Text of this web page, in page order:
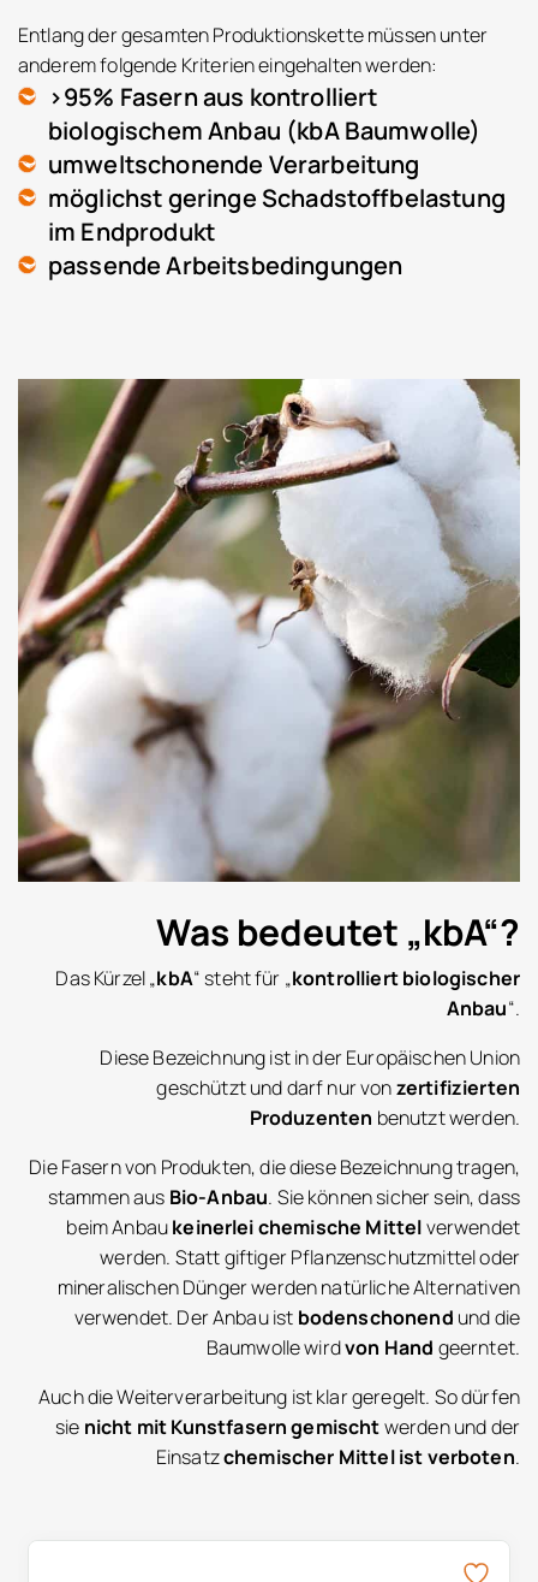
Entlang der gesamten Produktionskette müssen unter
anderem folgende Kriterien eingehalten werden:
>95% Fasern aus kontrolliert
biologischem Anbau (kbA Baumwolle)
umweltschonende Verarbeitung
möglichst geringe Schadstoffbelastung
im Endprodukt
passende Arbeitsbedingungen
Was bedeutet „kbA“?
Das Kürzel „kbA“ steht für „kontrolliert biologischer
Anbau“.
Diese Bezeichnung ist in der Europäischen Union
geschützt und darf nur vonzertifizierten
Produzenten benutzt werden.
Die Fasern von Produkten, die diese Bezeichnung tragen,
stammen aus Bio-Anbau. Sie können sicher sein, dass
beim Anbaukeinerlei chemische Mittelverwendet
werden. Statt giftiger Pflanzenschutzmittel oder
mineralischen Dünger werden natürliche Alternativen
verwendet. Der Anbau ist bodenschonend und die
Baumwolle wirdvon Hand geerntet.
Auch die Weiterverarbeitung ist klar geregelt. So dürfen
sie nicht mit Kunstfasern gemischtwerden und der
Einsatzchemischer Mittel ist verboten.